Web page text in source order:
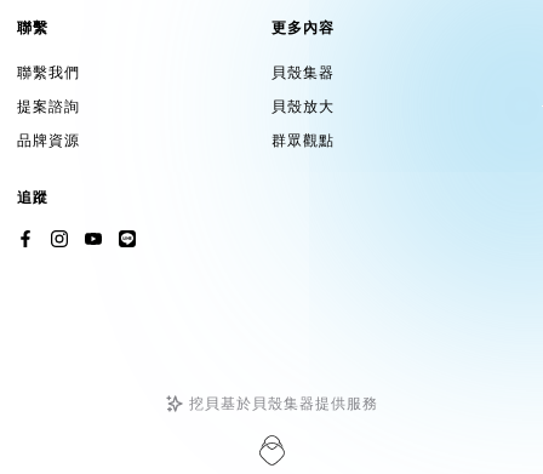
聯繫
聯繫我們
提案諮詢
品牌資源
更多內容
貝殼集器
貝殼放大
群眾觀點
追蹤
挖貝基於貝殼集器提供服務